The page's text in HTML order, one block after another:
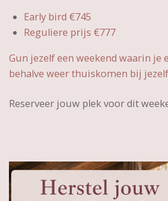
Early bird €745
Reguliere prijs €777
Gun jezelf een weekend waarin je
behalve weer thuiskomen bij
Reserveer jouw plek voor dit